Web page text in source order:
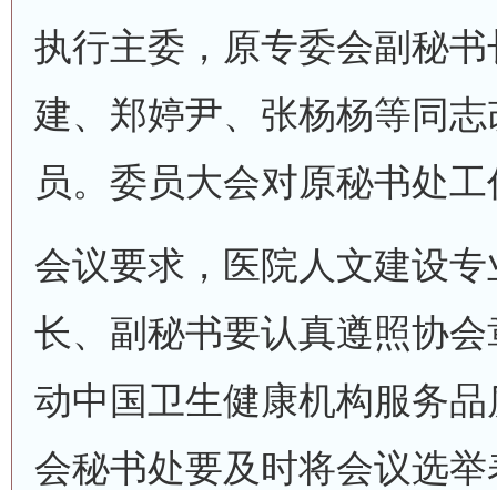
执行主委，原专委会副秘
建、郑婷尹、张杨杨等同
员。委员大会对原秘书处
会议要求，医院人文建设
长、副秘书要认真遵照协
动中国卫生健康机构服务
会秘书处要及时将会议选